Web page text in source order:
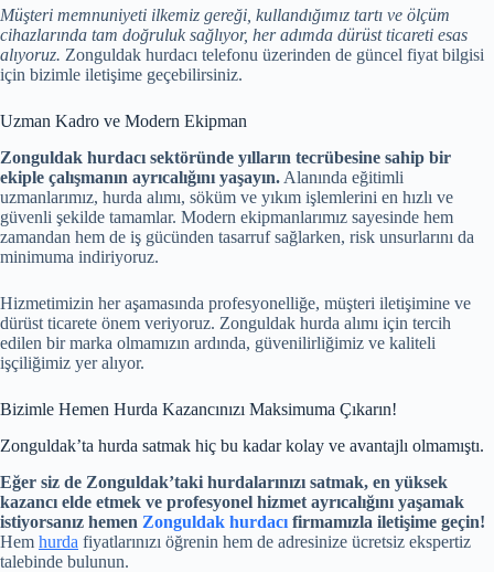
Müşteri memnuniyeti ilkemiz gereği, kullandığımız tartı ve ölçüm
cihazlarında tam doğruluk sağlıyor, her adımda dürüst ticareti esas
alıyoruz. Zonguldak hurdacı telefonu üzerinden de güncel fiyat bilgisi
için bizimle iletişime geçebilirsiniz.
Uzman Kadro ve Modern Ekipman
Zonguldak hurdacı sektöründe yılların tecrübesine sahip bir
ekiple çalışmanın ayrıcalığını yaşayın. Alanında eğitimli
uzmanlarımız, hurda alımı, söküm ve yıkım işlemlerini en hızlı ve
güvenli şekilde tamamlar. Modern ekipmanlarımız sayesinde hem
zamandan hem de iş gücünden tasarruf sağlarken, risk unsurlarını da
minimuma indiriyoruz.
Hizmetimizin her aşamasında profesyonelliğe, müşteri iletişimine ve
dürüst ticarete önem veriyoruz. Zonguldak hurda alımı için tercih
edilen bir marka olmamızın ardında, güvenilirliğimiz ve kaliteli
işçiliğimiz yer alıyor.
Bizimle Hemen Hurda Kazancınızı Maksimuma Çıkarın!
Zonguldak’ta hurda satmak hiç bu kadar kolay ve avantajlı olmamıştı.
Eğer siz de Zonguldak’taki hurdalarınızı satmak, en yüksek
kazancı elde etmek ve profesyonel hizmet ayrıcalığını yaşamak
istiyorsanız hemen Zonguldak hurdacı firmamızla iletişime geçin!
Hem hurda fiyatlarınızı öğrenin hem de adresinize ücretsiz ekspertiz
talebinde bulunun.